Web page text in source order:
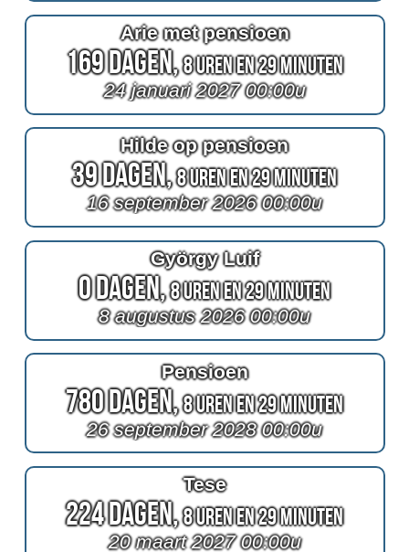
Arie met pensioen
169 Dagen,8 Uren en 29 Minuten
24 januari 2027 00:00u
Hilde op pensioen
39 Dagen,8 Uren en 29 Minuten
16 september 2026 00:00u
György Luif
0 Dagen,8 Uren en 29 Minuten
8 augustus 2026 00:00u
Pensioen
780 Dagen,8 Uren en 29 Minuten
26 september 2028 00:00u
Tese
224 Dagen,8 Uren en 29 Minuten
20 maart 2027 00:00u